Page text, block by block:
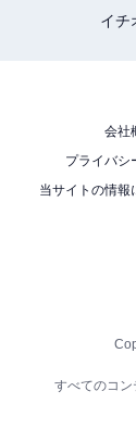
イチ
会社
プライバシ
当サイトの情報
すべてのコン